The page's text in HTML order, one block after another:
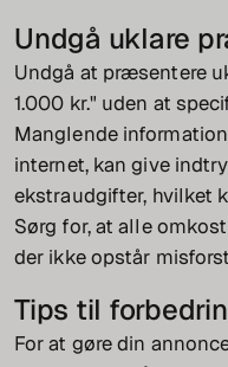
Undgå uklare
Undgå at præsentere
1.000 kr." uden at
Manglende
internet, kan give
ekstraudgifter, hvilket
Sørg for, at alle
der ikke opstår
Tips til
For at gøre din